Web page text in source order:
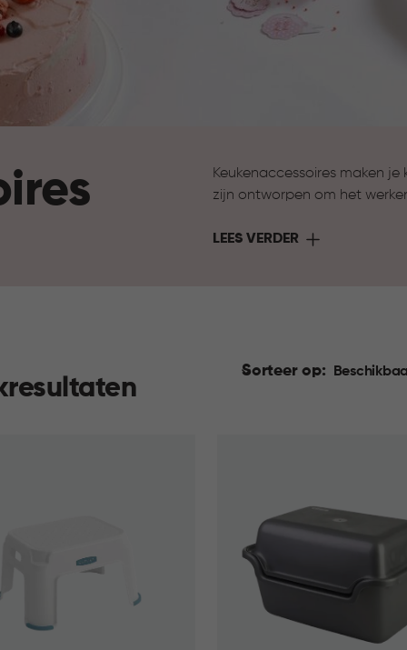
Keukenaccessoires maken
zijn ontworpen om het
nodig hebt om jouw keuken
LEES VERDER
Sorteer op: